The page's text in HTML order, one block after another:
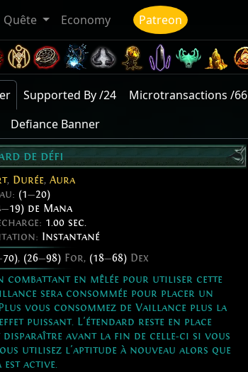
Quête Economy Patreon
Supported By /24 Microtransactions /66
Defiance Banner
de défi
, Durée, Aura
(1—20)
—19) de Mana
1.00 sec.
Instantané
70), (26—98) For, (18—68) Dex
combattant en mêlée pour utiliser cette
sera consommée pour placer un
vous consommez de Vaillance plus la
puissant. L'étendard reste en place
disparaître avant la fin de celle-ci si vous
utilisez l'aptitude à nouveau alors que
active.